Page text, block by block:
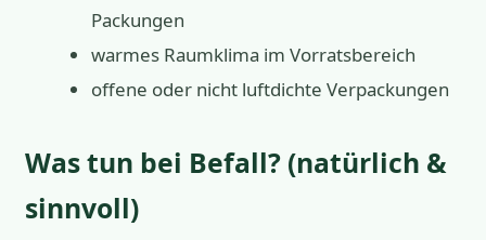
Packungen
warmes Raumklima im Vorratsbereich
offene oder nicht luftdichte Verpackungen
Was tun bei Befall? (natürlich &
sinnvoll)